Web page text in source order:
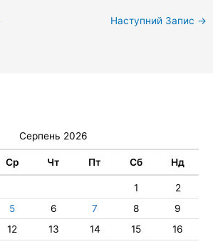
Наступний Запис →
Серпень 2026
Ср Чт Пт Сб Нд
1
2
5 6 7 8
9
12 13 14 15
16